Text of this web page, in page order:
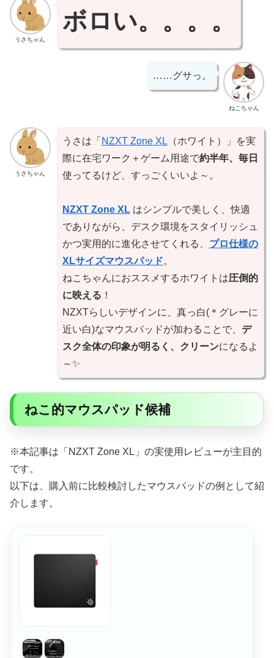
うさちゃん
ボロい。。。。
ねこちゃん
……グサっ。
うさちゃん
うさは「 NZXT Zone XL （ホワイト）」を実
際に在宅ワーク＋ゲーム用途で約半年、毎日
使ってるけど、すっごくいいよ～。
NZXT Zone XL はシンプルで美しく、快適
でありながら、デスク環境をスタイリッシュ
かつ実用的に進化させてくれる、 プロ仕様の
XLサイズマウスパッド。
ねこちゃんにおススメするホワイトは圧倒的
に映える ！
NZXTらしいデザインに、真っ白(＊グレーに
近い白)なマウスパッドが加わることで、 デ
スク全体の印象が明るく、クリーンになるよ
～✨
ねこ的マウスパッド候補
※本記事は「NZXT Zone XL」の実使用レビューが主目的
です。
以下は、購入前に比較検討したマウスパッドの例として紹
介します。